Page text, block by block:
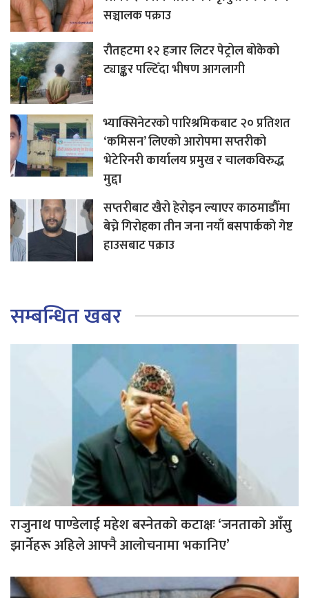
सञ्चालक पक्राउ
रौतहटमा १२ हजार लिटर पेट्रोल बोकेको
ट्याङ्कर पल्टिँदा भीषण आगलागी
भ्याक्सिनेटरको पारिश्रमिकबाट २० प्रतिशत
‘कमिसन’ लिएको आरोपमा सप्तरीको
भेटेरिनरी कार्यालय प्रमुख र चालकविरुद्ध
मुद्दा
सप्तरीबाट खैरो हेरोइन ल्याएर काठमाडौँमा
बेच्ने गिरोहका तीन जना नयाँ बसपार्कको गेष्ट
हाउसबाट पक्राउ
सम्बन्धित खबर
राजुनाथ पाण्डेलाई महेश बस्नेतको कटाक्षः ‘जनताको आँसु
झार्नेहरू अहिले आफ्नै आलोचनामा भकानिए’